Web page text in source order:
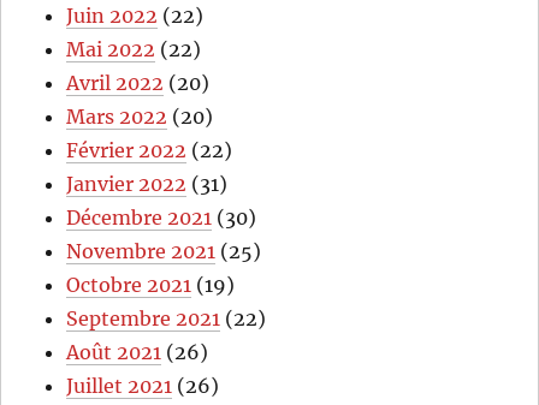
Juin 2022 (22)
Mai 2022 (22)
Avril 2022 (20)
Mars 2022 (20)
Février 2022 (22)
Janvier 2022 (31)
Décembre 2021 (30)
Novembre 2021 (25)
Octobre 2021 (19)
Septembre 2021 (22)
Août 2021 (26)
Juillet 2021 (26)